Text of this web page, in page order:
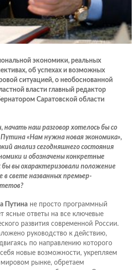
экономики, реальных
об успехах и возможных
ситуацией, о необоснованной
власти главный редактор
Саратовской области
начать наш разговор хотелось бы со
«Нам нужна новая экономика»,
анализ сегодняшнего состояния
и обозначены конкретные
вы охарактеризовали положение
в свете названных премьер-
Путина не просто программный
ясные ответы на все ключевые
развития современной России.
руководство к действию,
по направлению которого
новые возможности, укрепляем
рынке, обретаем